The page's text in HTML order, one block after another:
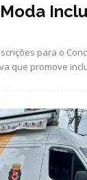
para o
que promove